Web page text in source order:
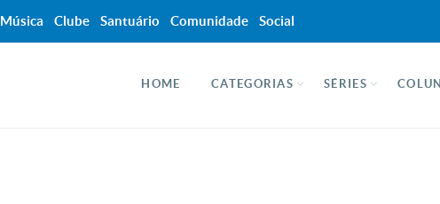
HOME CATEGORIAS SÉRIES
Música Clube Santuário Comunidade Social